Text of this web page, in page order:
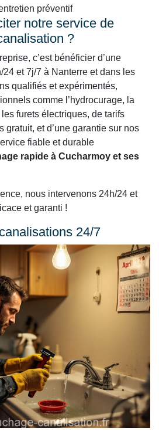
préventif
notre service de
?
c’est bénéficier d’une
et 7j/7 à Nanterre et dans les
qualifiés et expérimentés,
comme l’hydrocurage, la
furets électriques, de tarifs
gratuit, et d’une garantie sur nos
fiable et durable
rapide à Cucharmoy et ses
nous intervenons 24h/24 et
et garanti !
24/7